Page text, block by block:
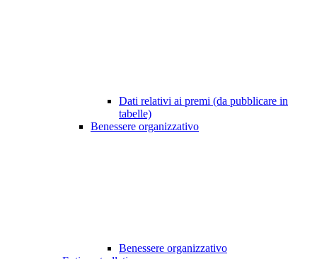
Dati relativi ai premi (da pubblicare in
tabelle)
Benessere organizzativo
Benessere organizzativo